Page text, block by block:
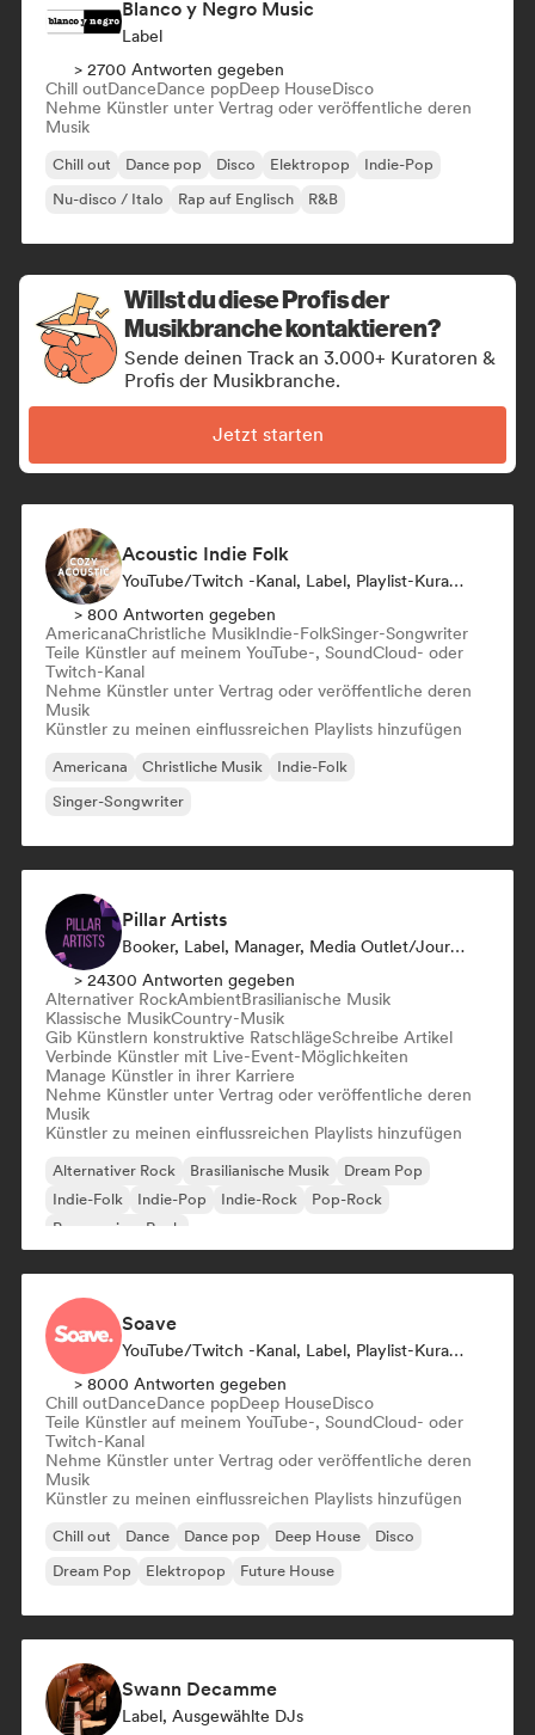
Blanco y Negro Music
Label
> 2700 Antworten gegeben
Chill outDanceDance popDeep HouseDisco
Nehme Künstler unter Vertrag oder veröffentliche deren
Musik
Chill out Dance pop Disco Elektropop
Indie-Pop
Nu-disco / Italo
Rap auf Englisch R&B
Willst du diese Profis der
Musikbranche kontaktieren?
Sende deinen Track an 3.000+ Kuratoren &
Profis der Musikbranche.
Jetzt starten
Acoustic Indie Folk
YouTube/Twitch -Kanal, Label, Playlist-Kurator
> 800 Antworten gegeben
AmericanaChristliche MusikIndie-FolkSinger-Songwriter
Teile Künstler auf meinem YouTube-, SoundCloud- oder
Twitch-Kanal
Nehme Künstler unter Vertrag oder veröffentliche deren
Musik
Künstler zu meinen einflussreichen Playlists hinzufügen
Americana Christliche Musik
Indie-Folk
Singer-Songwriter
Pillar Artists
Booker, Label, Manager, Media Outlet/Journalist, Mentorin, Playlist-Kurator
> 24300 Antworten gegeben
Alternativer RockAmbientBrasilianische Musik
Klassische MusikCountry-Musik
Gib Künstlern konstruktive RatschlägeSchreibe Artikel
Verbinde Künstler mit Live-Event-Möglichkeiten
Manage Künstler in ihrer Karriere
Nehme Künstler unter Vertrag oder veröffentliche deren
Musik
Künstler zu meinen einflussreichen Playlists hinzufügen
Alternativer Rock Brasilianische Musik
Dream Pop
Indie-Folk
Indie-Pop Indie-Rock
Pop-Rock
Progressiver Rock
Soave
YouTube/Twitch -Kanal, Label, Playlist-Kurator
> 8000 Antworten gegeben
Chill outDanceDance popDeep HouseDisco
Teile Künstler auf meinem YouTube-, SoundCloud- oder
Twitch-Kanal
Nehme Künstler unter Vertrag oder veröffentliche deren
Musik
Künstler zu meinen einflussreichen Playlists hinzufügen
Chill out Dance Dance pop Deep House
Disco
Dream Pop
Elektropop Future House
Swann Decamme
Label, Ausgewählte DJs